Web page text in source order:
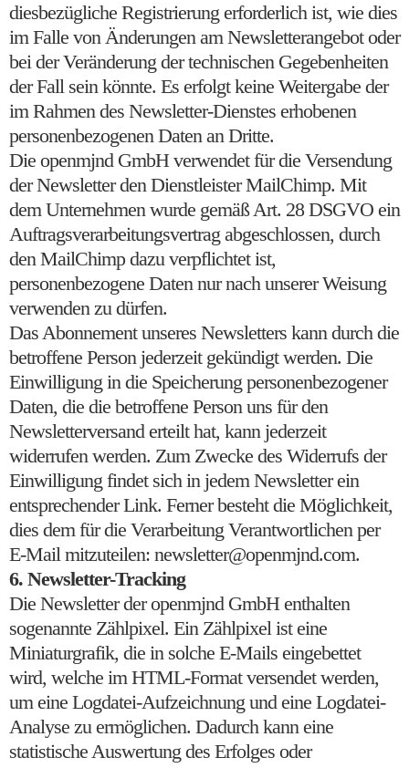
diesbezügliche Registrierung erforderlich ist, wie dies
im Falle von Änderungen am Newsletterangebot oder
bei der Veränderung der technischen Gegebenheiten
der Fall sein könnte. Es erfolgt keine Weitergabe der
im Rahmen des Newsletter-Dienstes erhobenen
personenbezogenen Daten an Dritte.
Die openmjnd GmbH verwendet für die Versendung
der Newsletter den Dienstleister MailChimp. Mit
dem Unternehmen wurde gemäß Art. 28 DSGVO ein
Auftragsverarbeitungsvertrag abgeschlossen, durch
den MailChimp dazu verpflichtet ist,
personenbezogene Daten nur nach unserer Weisung
verwenden zu dürfen.
Das Abonnement unseres Newsletters kann durch die
betroffene Person jederzeit gekündigt werden. Die
Einwilligung in die Speicherung personenbezogener
Daten, die die betroffene Person uns für den
Newsletterversand erteilt hat, kann jederzeit
widerrufen werden. Zum Zwecke des Widerrufs der
Einwilligung findet sich in jedem Newsletter ein
entsprechender Link. Ferner besteht die Möglichkeit,
dies dem für die Verarbeitung Verantwortlichen per
E-Mail mitzuteilen: newsletter@openmjnd.com.
6. Newsletter-Tracking
Die Newsletter der openmjnd GmbH enthalten
sogenannte Zählpixel. Ein Zählpixel ist eine
Miniaturgrafik, die in solche E-Mails eingebettet
wird, welche im HTML-Format versendet werden,
um eine Logdatei-Aufzeichnung und eine Logdatei-
Analyse zu ermöglichen. Dadurch kann eine
statistische Auswertung des Erfolges oder